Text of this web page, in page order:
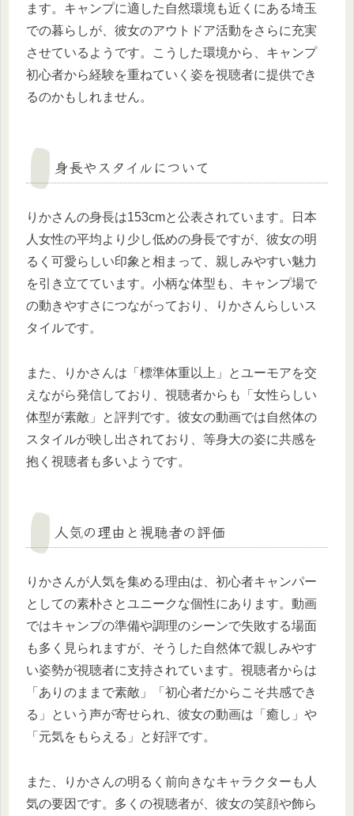
ます。キャンプに適した自然環境も近くにある埼玉
での暮らしが、彼女のアウトドア活動をさらに充実
させているようです。こうした環境から、キャンプ
初心者から経験を重ねていく姿を視聴者に提供でき
るのかもしれません。
身長やスタイルについて
りかさんの身長は153cmと公表されています。日本
人女性の平均より少し低めの身長ですが、彼女の明
るく可愛らしい印象と相まって、親しみやすい魅力
を引き立てています。小柄な体型も、キャンプ場で
の動きやすさにつながっており、りかさんらしいス
タイルです。
また、りかさんは「標準体重以上」とユーモアを交
えながら発信しており、視聴者からも「女性らしい
体型が素敵」と評判です。彼女の動画では自然体の
スタイルが映し出されており、等身大の姿に共感を
抱く視聴者も多いようです。
人気の理由と視聴者の評価
りかさんが人気を集める理由は、初心者キャンパー
としての素朴さとユニークな個性にあります。動画
ではキャンプの準備や調理のシーンで失敗する場面
も多く見られますが、そうした自然体で親しみやす
い姿勢が視聴者に支持されています。視聴者からは
「ありのままで素敵」「初心者だからこそ共感でき
る」という声が寄せられ、彼女の動画は「癒し」や
「元気をもらえる」と好評です。
また、りかさんの明るく前向きなキャラクターも人
気の要因です。多くの視聴者が、彼女の笑顔や飾ら